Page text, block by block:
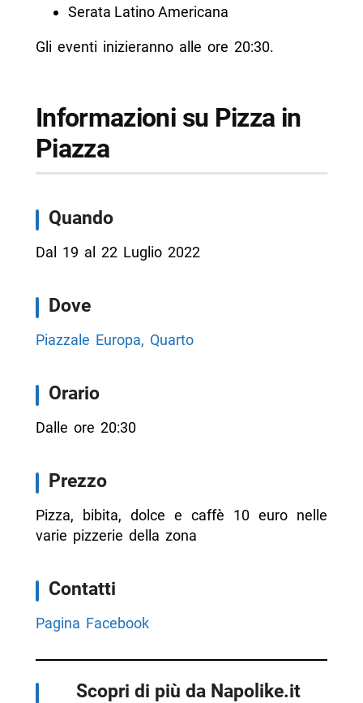
Serata Latino Americana
Gli eventi inizieranno alle ore 20:30.
Informazioni su Pizza in
Piazza
Quando
Dal 19 al 22 Luglio 2022
Dove
Piazzale Europa, Quarto
Orario
Dalle ore 20:30
Prezzo
Pizza, bibita, dolce e caffè 10 euro nelle
varie pizzerie della zona
Contatti
Pagina Facebook
Scopri di più da Napolike.it